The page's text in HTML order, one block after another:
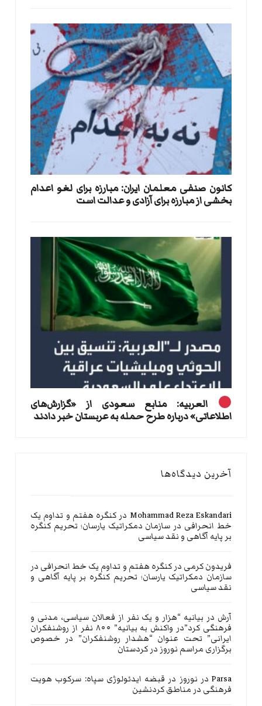
کانون صنفی معلمان ایران: مبارزه برای لغو اعدام
بخشی از مبارزه برای آزادی و عدالت است
العربیه: منابع سعودی از «گزارش‌های
اطلاعاتی» درباره طرح حمله به عربستان خبر دادند
آخرین دیدگاه‌ها
Mohammad Reza Eskandari در کنگره هفتم و تداوم یک
خط انحرافی در سازمان دمکراتیک یارسان؛ تحریم کنگره
بر پایه آگاهی و نقد سیاسی
فریدون کرمی درکنگره هفتم و تداوم یک خط انحرافی در
سازمان دمکراتیک یارسان؛ تحریم کنگره بر پایه آگاهی و
نقد سیاسی
آرش در بیانیه “هزار و یک نفر از فعالان سیاسی، مدنی و
فرهنگی کرد”در واکنش به بیانیه” ۸۰۰ نفر از روشنفکران
ایرانی” تحت عنوان “هشدار روشنفکران” در خصوص
برگزاری مراسم نوروز در کردستان
Parsa در نوروز در قبضه ایدئولوژی سپاه: سرکوب هویت
فرهنگی در مناطق کردنشین